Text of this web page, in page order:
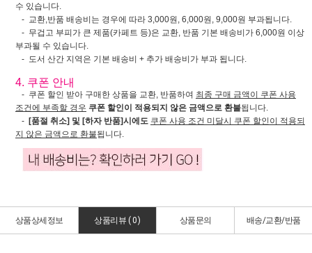
수 있습니다.
- 교환,반품 배송비는 경우에 따라 3,000원, 6,000원, 9,000원 부과됩니다.
- 무겁고 부피가 큰 제품(카페트 등)은 교환, 반품 기본 배송비가 6,000원 이상
부과될 수 있습니다.
- 도서 산간 지역은 기본 배송비 + 추가 배송비가 부과 됩니다.
4. 쿠폰 안내
- 쿠폰 할인 받아 구매한 상품을 교환, 반품하여 최종 구매 금액이 쿠폰 사용
조건에 부족할 경우 쿠폰 할인이 적용되지 않은 금액으로 환불됩니다.
- [품절 취소] 및 [하자 반품]시에도 쿠폰 사용 조건 미달시 쿠폰 할인이 적용되
지 않은 금액으로 환불됩니다.
상품상세정보 상품리뷰 (0) 상품문의 배송/교환/반품